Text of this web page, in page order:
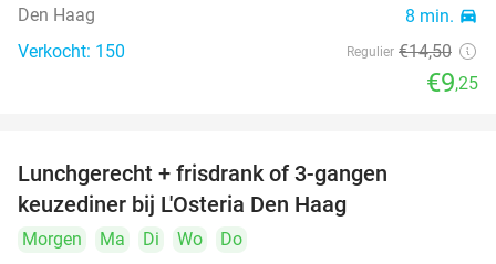
Den Haag 8 min. directions_car
Verkocht: 150 Regulier €14,50
€9,25
Lunchgerecht + frisdrank of 3-gangen
keuzediner bij L'Osteria Den Haag
Morgen Ma Di Wo
Do